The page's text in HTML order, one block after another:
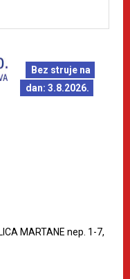
Bez struje na
dan: 3.8.2026.
MARTANE nep. 1-7,